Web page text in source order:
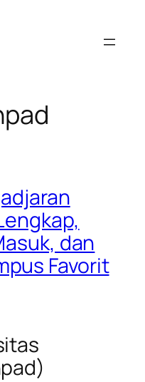
dan
Favorit